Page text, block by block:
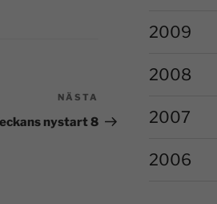
NÄSTA
nystart 8
2009
2008
2007
2006